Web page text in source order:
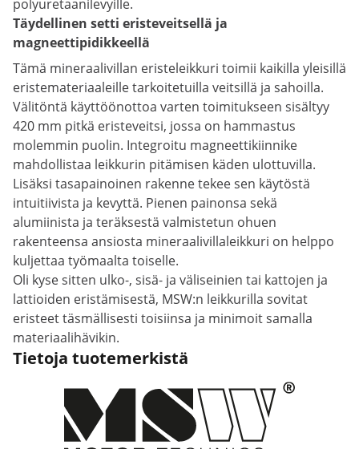
polyuretaanilevyille.
Täydellinen setti eristeveitsellä ja
magneettipidikkeellä
Tämä mineraalivillan eristeleikkuri toimii kaikilla yleisillä
eristemateriaaleille tarkoitetuilla veitsillä ja sahoilla.
Välitöntä käyttöönottoa varten toimitukseen sisältyy
420 mm pitkä eristeveitsi, jossa on hammastus
molemmin puolin. Integroitu magneettikiinnike
mahdollistaa leikkurin pitämisen käden ulottuvilla.
Lisäksi tasapainoinen rakenne tekee sen käytöstä
intuitiivista ja kevyttä. Pienen painonsa sekä
alumiinista ja teräksestä valmistetun ohuen
rakenteensa ansiosta mineraalivillaleikkuri on helppo
kuljettaa työmaalta toiselle.
Oli kyse sitten ulko-, sisä- ja väliseinien tai kattojen ja
lattioiden eristämisestä, MSW:n leikkurilla sovitat
eristeet täsmällisesti toisiinsa ja minimoit samalla
materiaalihävikin.
Tietoja tuotemerkistä